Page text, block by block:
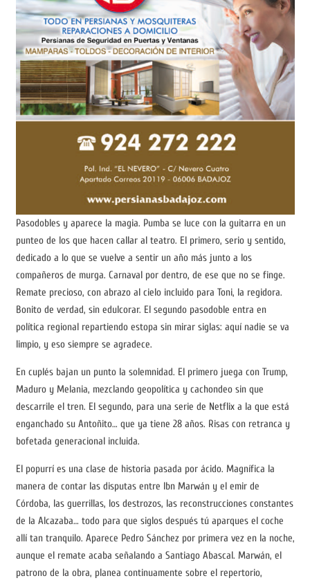
Pasodobles y aparece la magia. Pumba se luce con la guitarra en un
punteo de los que hacen callar al teatro. El primero, serio y sentido,
dedicado a lo que se vuelve a sentir un año más junto a los
compañeros de murga. Carnaval por dentro, de ese que no se finge.
Remate precioso, con abrazo al cielo incluido para Toni, la regidora.
Bonito de verdad, sin edulcorar. El segundo pasodoble entra en
política regional repartiendo estopa sin mirar siglas: aquí nadie se va
limpio, y eso siempre se agradece.
En cuplés bajan un punto la solemnidad. El primero juega con Trump,
Maduro y Melania, mezclando geopolítica y cachondeo sin que
descarrile el tren. El segundo, para una serie de Netflix a la que está
enganchado su Antoñito… que ya tiene 28 años. Risas con retranca y
bofetada generacional incluida.
El popurrí es una clase de historia pasada por ácido. Magnífica la
manera de contar las disputas entre Ibn Marwán y el emir de
Córdoba, las guerrillas, los destrozos, las reconstrucciones constantes
de la Alcazaba… todo para que siglos después tú aparques el coche
allí tan tranquilo. Aparece Pedro Sánchez por primera vez en la noche,
aunque el remate acaba señalando a Santiago Abascal. Marwán, el
patrono de la obra, planea continuamente sobre el repertorio,